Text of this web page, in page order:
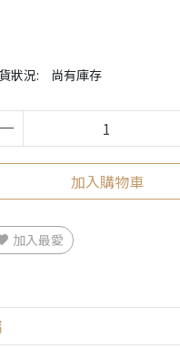
狀況: 尚有庫存
加入購物車
加入最愛